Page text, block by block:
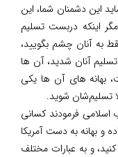
این دشمنان شما، این
اینکه دربست تسلیم
به آنان چشم بگویید،
آنان شدید، آن ها
بهانه های آن ها یکی
تسلیم‌شان شوید.
اسلامی فرمودند کسانی
و بهانه به دست آمریکا
و به عبارات مختلف